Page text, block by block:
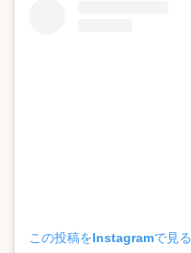
この投稿をInstagramで見る